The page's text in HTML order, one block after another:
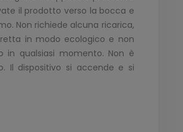
il prodotto verso la bocca e
Non richiede alcuna ricarica,
in modo ecologico e non
in qualsiasi momento. Non è
Il dispositivo si accende e si